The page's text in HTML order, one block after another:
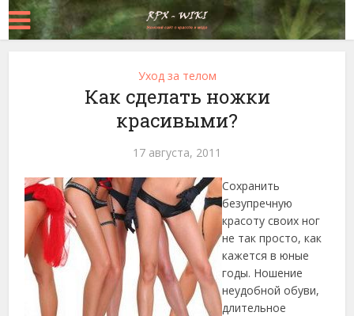
Уход за телом
Как сделать ножки
красивыми?
17 августа, 2011
Сохранить
безупречную
красоту своих ног
не так просто, как
кажется в юные
годы. Ношение
неудобной обуви,
длительное